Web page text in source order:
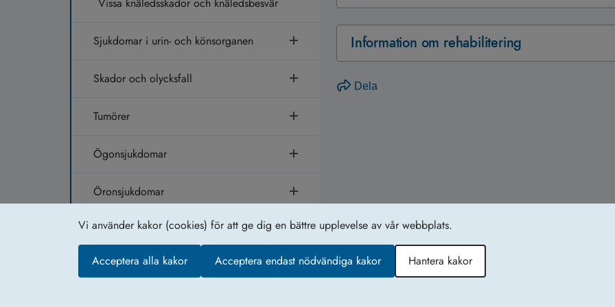
Vi använder kakor (cookies) för att ge dig en bättre upplevelse av vår webbplats.
Acceptera alla kakor Acceptera endast nödvändiga kakor Hantera kakor
Sjukdomar i urin- och könsorganen
Skador och olycksfall
Tumörer
Ögonsjukdomar
Öronsjukdomar
Information om rehabilitering
Dela
Om webb­plat­sen
Kakor (coo­kies)
Tillgänglighetsredogörelse